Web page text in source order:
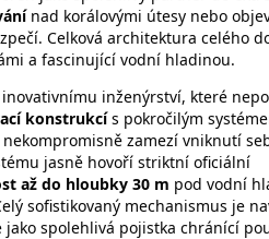
nad korálovými útesy nebo
Celková architektura celého
a fascinující vodní hladinou.
inženýrství, které
konstrukcís pokročilým
nekompromisně zamezí vniknutí
jasně hovoří striktní oficiální
až do hloubky 30 m pod vodní
sofistikovaný mechanismus je
jako spolehlivá pojistka chránící